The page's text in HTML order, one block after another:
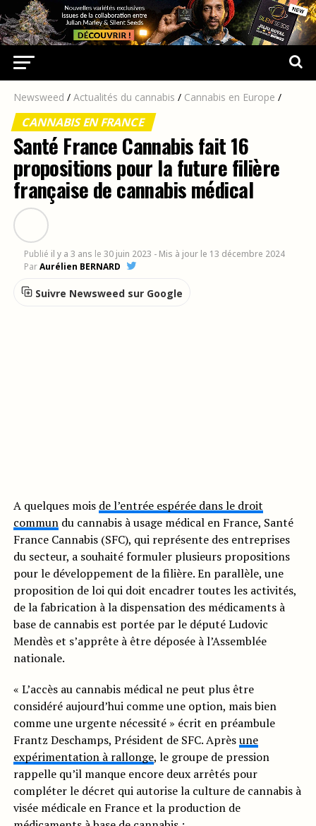
Newsweed / Actualités du cannabis / Cannabis en Europe /
CANNABIS EN FRANCE
Santé France Cannabis fait 16
propositions pour la future filière
française de cannabis médical
Publié il y a 3 ans le 30 juin 2023 - Mis à jour le 13 décembre 2024
ParAurélien BERNARD
Suivre Newsweed sur Google
A quelques mois de l’entrée espérée dans le droit
commundu cannabis à usage médical en France, Santé
France Cannabis (SFC), qui représente des entreprises
du secteur, a souhaité formuler plusieurs propositions
pour le développement de la filière. En parallèle, une
proposition de loi qui doit encadrer toutes les activités,
de la fabrication à la dispensation des médicaments à
base de cannabis est portée par le député Ludovic
Mendès et s’apprête à être déposée à l’Assemblée
nationale.
« L’accès au cannabis médical ne peut plus être
considéré aujourd’hui comme une option, mais bien
comme une urgente nécessité » écrit en préambule
Frantz Deschamps, Président de SFC. Aprèsune
expérimentation à rallonge, le groupe de pression
rappelle qu’il manque encore deux arrêtés pour
compléter le décret qui autorise la culture de cannabis à
visée médicale en France et la production de